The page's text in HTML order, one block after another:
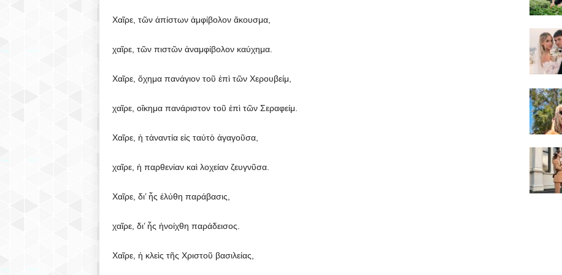
Χαῖρε, τῶν ἀπίστων ἀμφίβολον ἄκουσμα,
χαῖρε, τῶν πιστῶν ἀναμφίβολον καύχημα.
Χαῖρε, ὄχημα πανάγιον τοῦ ἐπὶ τῶν Χερουβείμ,
χαῖρε, οἴκημα πανάριστον τοῦ ἐπὶ τῶν Σεραφείμ.
Χαῖρε, ἡ τἀναντία εἰς ταὐτὸ ἀγαγοῦσα,
χαῖρε, ἡ παρθενίαν καὶ λοχείαν ζευγνῦσα.
Χαῖρε, δι’ ἧς ἐλύθη παράβασις,
χαῖρε, δι’ ἧς ἠνοίχθη παράδεισος.
Χαῖρε, ἡ κλεὶς τῆς Χριστοῦ βασιλείας,